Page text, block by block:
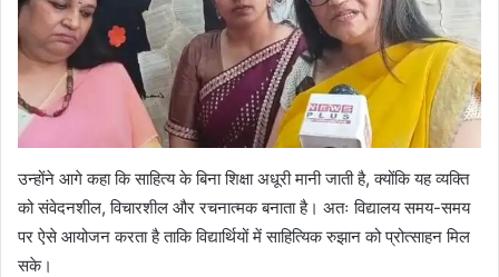
उन्होंने आगे कहा कि साहित्य के बिना शिक्षा अधूरी मानी जाती है, क्योंकि यह व्यक्ति
को संवेदनशील, विचारशील और रचनात्मक बनाता है। अतः विद्यालय समय-समय
पर ऐसे आयोजन करता है ताकि विद्यार्थियों में साहित्यिक रुझान को प्रोत्साहन मिल
सके।